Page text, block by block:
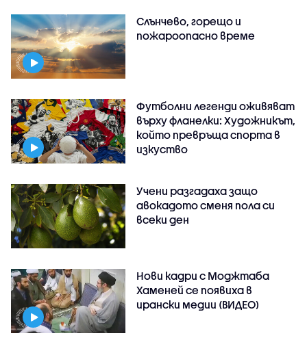
Слънчево, горещо и
пожароопасно време
Футболни легенди оживяват
върху фланелки: Художникът,
който превръща спорта в
изкуство
Учени разгадаха защо
авокадото сменя пола си
всеки ден
Нови кадри с Моджтаба
Хаменей се появиха в
ирански медии (ВИДЕО)